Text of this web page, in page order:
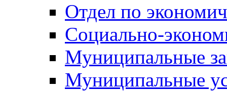
Отдел по
Социально-
Муниципальные
Муниципальные